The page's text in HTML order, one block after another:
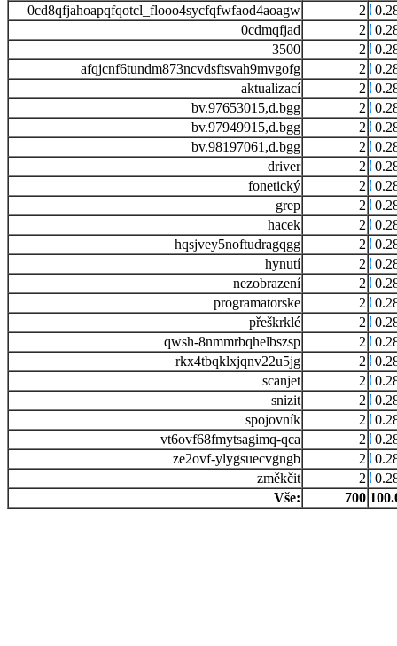
0cd8qfjahoapqfqotcl_flooo4sycfqfwfaod4aoagw
2
0cdmqfjad
2
3500
2
afqjcnf6tundm873ncvdsftsvah9mvgofg
2
aktualizací
2
bv.97653015,d.bgg
2
bv.97949915,d.bgg
2
bv.98197061,d.bgg
2
driver
2
fonetický
2
grep
2
hacek
2
hqsjvey5noftudragqgg
2
hynutí
2
nezobrazení
2
programatorske
2
přeškrklé
2
qwsh-8nmmrbqhelbszsp
2
rkx4tbqklxjqnv22u5jg
2
scanjet
2
snizit
2
spojovník
2
vt6ovf68fmytsagimq-qca
2
ze2ovf-ylygsuecvgngb
2
změkčit
2
Vše:
700